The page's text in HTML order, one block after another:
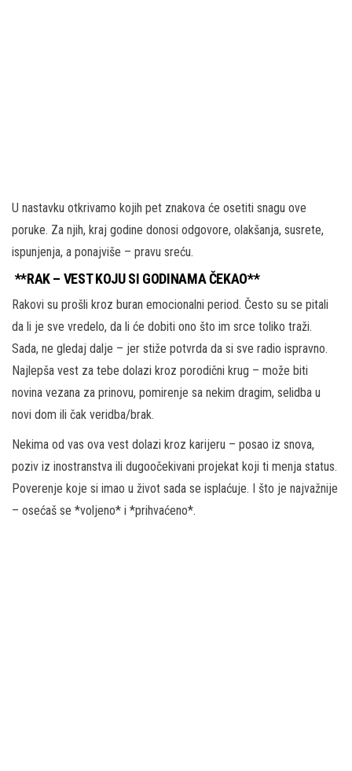
U nastavku otkrivamo kojih pet znakova će osetiti snagu ove
poruke. Za njih, kraj godine donosi odgovore, olakšanja, susrete,
ispunjenja, a ponajviše – pravu sreću.
**RAK – VEST KOJU SI GODINAMA ČEKAO**
Rakovi su prošli kroz buran emocionalni period. Često su se pitali
da li je sve vredelo, da li će dobiti ono što im srce toliko traži.
Sada, ne gledaj dalje – jer stiže potvrda da si sve radio ispravno.
Najlepša vest za tebe dolazi kroz porodični krug – može biti
novina vezana za prinovu, pomirenje sa nekim dragim, selidba u
novi dom ili čak veridba/brak.
Nekima od vas ova vest dolazi kroz karijeru – posao iz snova,
poziv iz inostranstva ili dugoočekivani projekat koji ti menja status.
Poverenje koje si imao u život sada se isplaćuje. I što je najvažnije
– osećaš se *voljeno* i *prihvaćeno*.